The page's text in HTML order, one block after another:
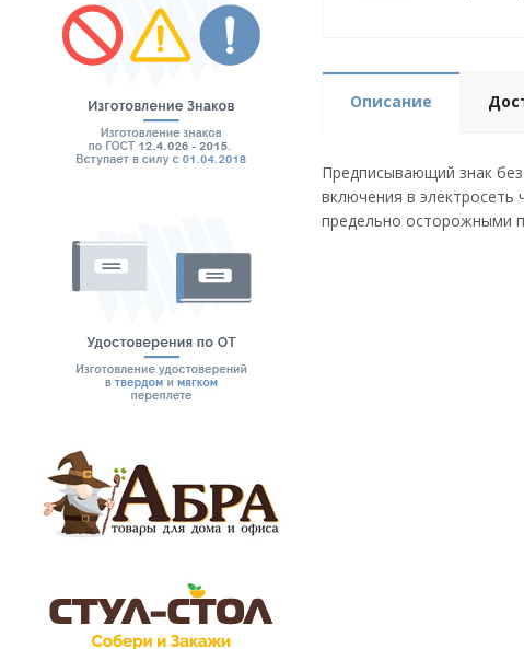
Описание
Предписывающий знак
включения в
предельно осторожными